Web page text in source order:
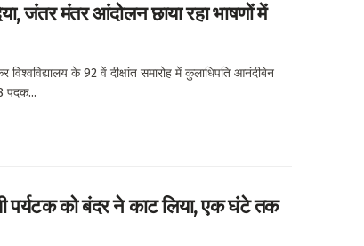
जंतर मंतर आंदोलन छाया रहा भाषणों में
के 92 वें दीक्षांत समारोह में कुलाधिपति आनंदीबेन
पदक...
पर्यटक को बंदर ने काट लिया, एक घंटे तक